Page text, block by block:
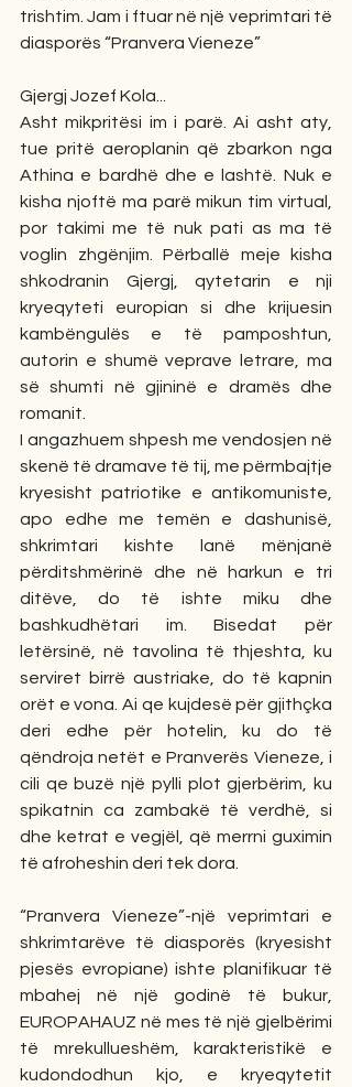
trishtim. Jam i ftuar në një veprimtari të
diasporës “Pranvera Vieneze”
Gjergj Jozef Kola...
Asht mikpritësi im i parë. Ai asht aty,
tue pritë aeroplanin që zbarkon nga
Athina e bardhë dhe e lashtë. Nuk e
kisha njoftë ma parë mikun tim virtual,
por takimi me të nuk pati as ma të
voglin zhgënjim. Përballë meje kisha
shkodranin Gjergj, qytetarin e nji
kryeqyteti europian si dhe krijuesin
kambëngulës e të pamposhtun,
autorin e shumë veprave letrare, ma
së shumti në gjininë e dramës dhe
romanit.
I angazhuem shpesh me vendosjen në
skenë të dramave të tij, me përmbajtje
kryesisht patriotike e antikomuniste,
apo edhe me temën e dashunisë,
shkrimtari kishte lanë mënjanë
përditshmërinë dhe në harkun e tri
ditëve, do të ishte miku dhe
bashkudhëtari im. Bisedat për
letërsinë, në tavolina të thjeshta, ku
serviret birrë austriake, do të kapnin
orët e vona. Ai qe kujdesë për gjithçka
deri edhe për hotelin, ku do të
qëndroja netët e Pranverës Vieneze, i
cili qe buzë një pylli plot gjerbërim, ku
spikatnin ca zambakë të verdhë, si
dhe ketrat e vegjël, që merrni guximin
të afroheshin deri tek dora.
“Pranvera Vieneze”-një veprimtari e
shkrimtarëve të diasporës (kryesisht
pjesës evropiane) ishte planifikuar të
mbahej në një godinë të bukur,
EUROPAHAUZ në mes të një gjelbërimi
të mrekullueshëm, karakteristikë e
kudondodhun kjo, e kryeqytetit